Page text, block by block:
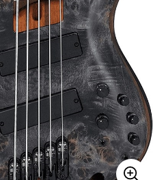
パーカッション
電子ピアノ
その他楽器
エフェクター